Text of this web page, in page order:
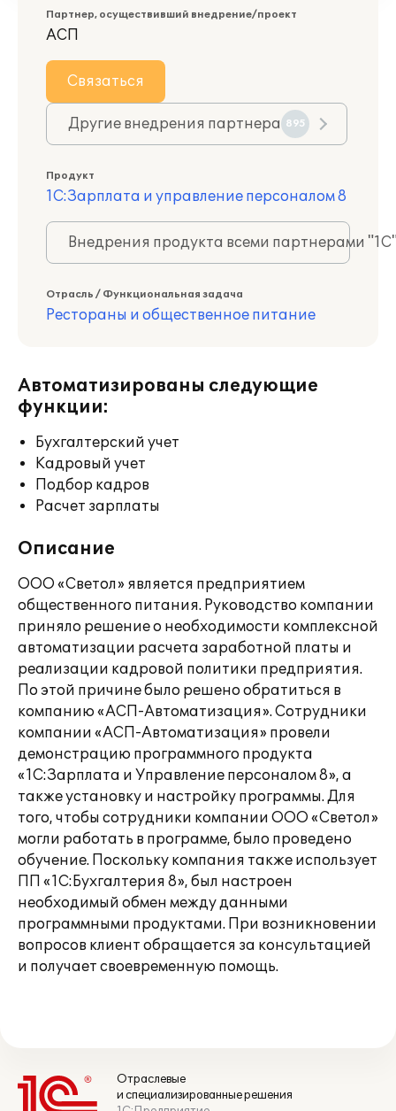
Партнер, осуществивший внедрение/проект
АСП
Связаться
Другие внедрения партнера 895
Продукт
1С:Зарплата и управление персоналом 8
Внедрения продукта всеми партнерами
Отрасль / Функциональная задача
Рестораны и общественное питание
Автоматизированы следующие
функции:
Бухгалтерский учет
Кадровый учет
Подбор кадров
Расчет зарплаты
Описание
ООО «Светол» является предприятием
общественного питания. Руководство компании
приняло решение о необходимости комплексной
автоматизации расчета заработной платы и
реализации кадровой политики предприятия.
По этой причине было решено обратиться в
компанию «АСП-Автоматизация». Сотрудники
компании «АСП-Автоматизация» провели
демонстрацию программного продукта
«1С:Зарплата и Управление персоналом 8», а
также установку и настройку программы. Для
того, чтобы сотрудники компании ООО «Светол»
могли работать в программе, было проведено
обучение. Поскольку компания также использует
ПП «1С:Бухгалтерия 8», был настроен
необходимый обмен между данными
программными продуктами. При возникновении
вопросов клиент обращается за консультацией
и получает своевременную помощь.
Отраслевые
и специализированные решения